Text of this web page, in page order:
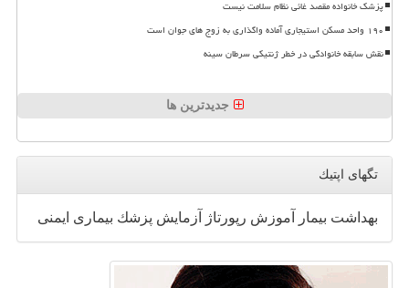
پزشک خانواده مقصد غائی نظام سلامت نیست
۱۹۰ واحد مسکن استیجاری آماده واگذاری به زوج های جوان است
نقش سابقه خانوادگی در خطر ژنتیکی سرطان سینه
جدیدترین ها
تگهای اپتیك
بهداشت بیمار آموزش رپورتاژ آزمایش پزشك بیماری ایمنی